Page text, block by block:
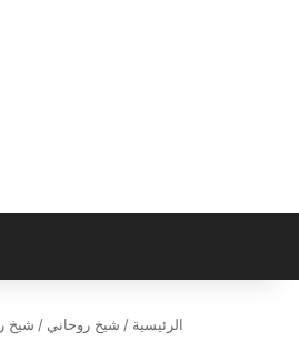
الرئيسية / شيخ روحاني / شيخ